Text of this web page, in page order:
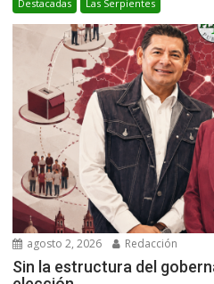
Destacadas Las Serpientes
agosto 2, 2026 Redacción
Sin la estructura del